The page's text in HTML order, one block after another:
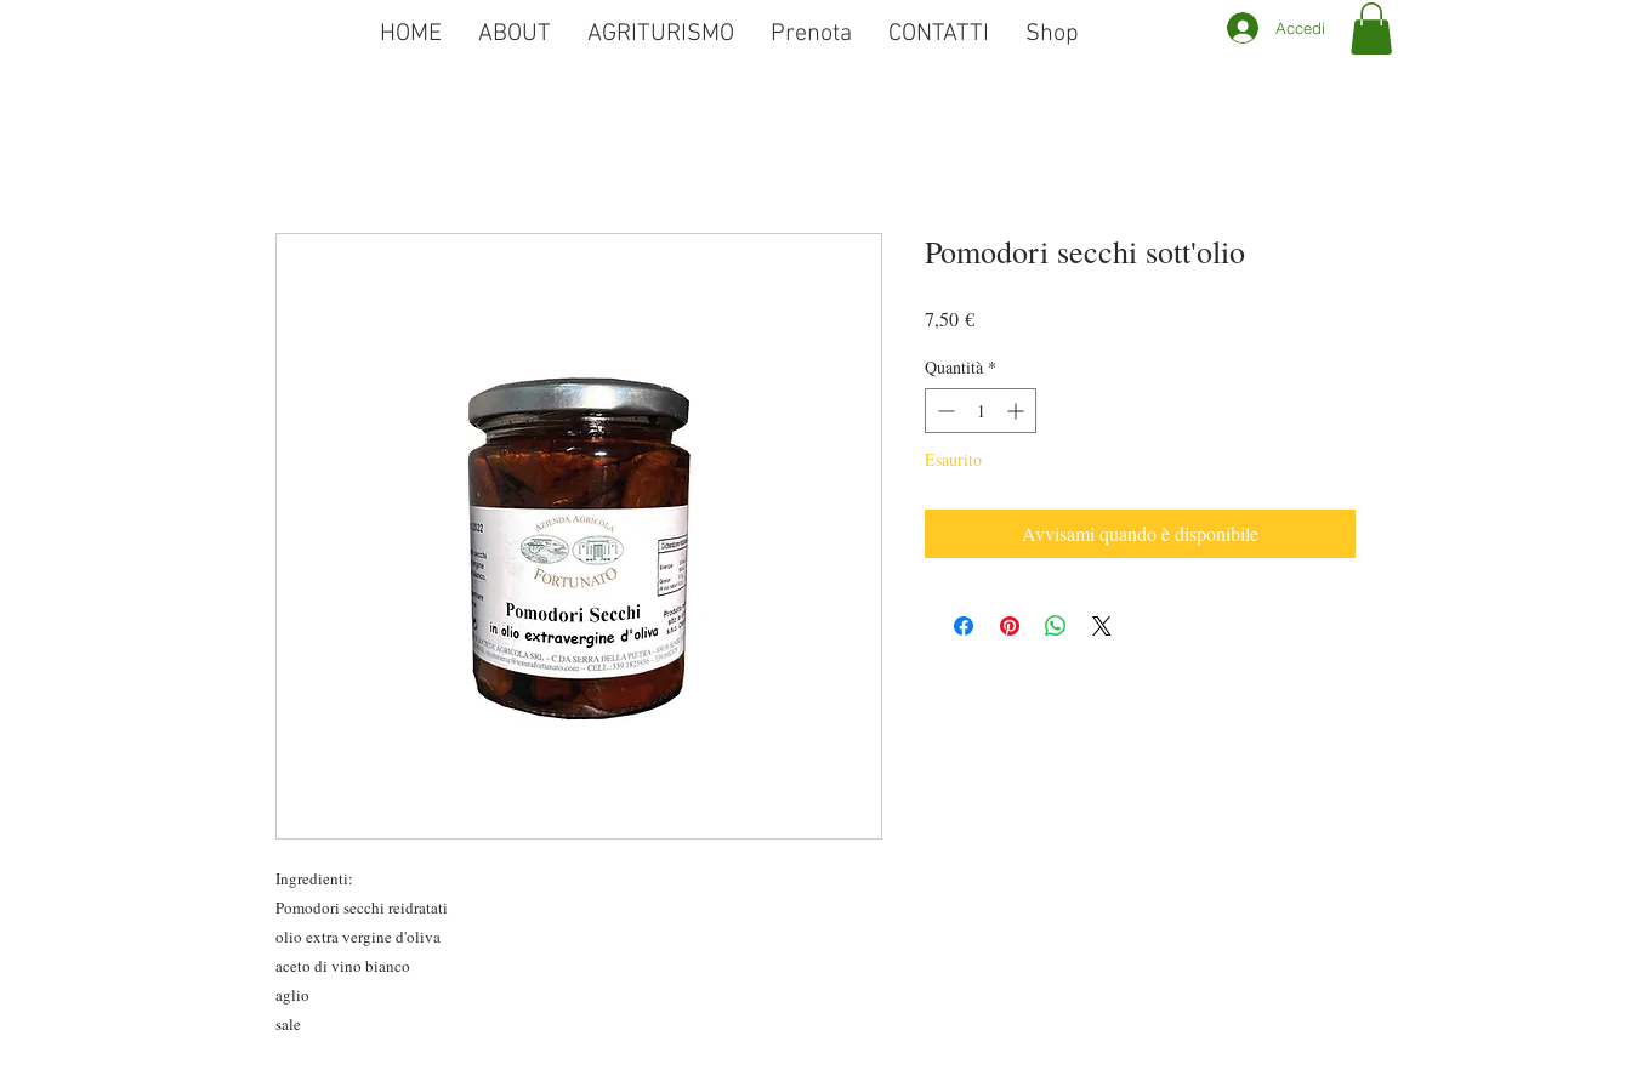
HOME ABOUT AGRITURISMO Prenota CONTATTI Shop Accedi
Ingredienti:
Pomodori secchi reidratati
olio extra vergine d'oliva
aceto di vino bianco
aglio
sale
Pomodori secchi sott'olio
7,50 €Prezzo
Quantità *
Esaurito
Avvisami quando è disponibile